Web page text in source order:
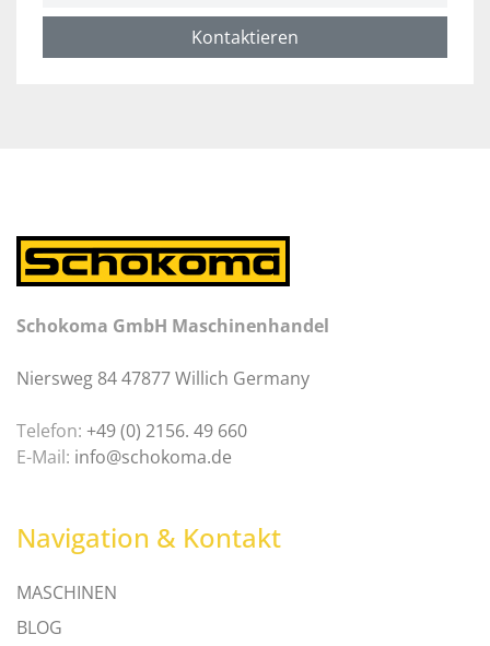
Kontaktieren
Schokoma GmbH Maschinenhandel
Niersweg 84 47877 Willich Germany
Telefon: +49 (0) 2156. 49 660
E-Mail: info@schokoma.de
Navigation & Kontakt
MASCHINEN
BLOG